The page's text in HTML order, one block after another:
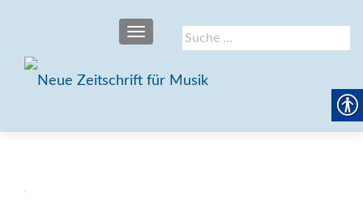
Suche
nach:
SCHALTE NAVIGATION